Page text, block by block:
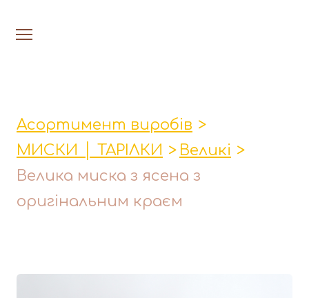
Лавки│Табурети│Столи
Миски│Тарілки
Асортимент виробів
МИСКИ │ ТАРІЛКИ
Великі
Велика миска з ясена з
оригінальним краєм